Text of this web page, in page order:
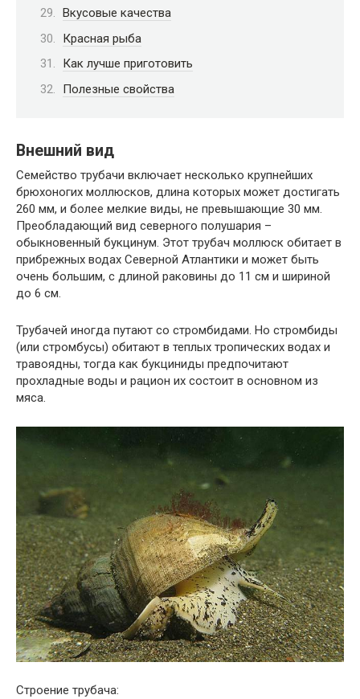
Вкусовые качества
Красная рыба
Как лучше приготовить
Полезные свойства
Внешний вид
Семейство трубачи включает несколько крупнейших
брюхоногих моллюсков, длина которых может достигать
260 мм, и более мелкие виды, не превышающие 30 мм.
Преобладающий вид северного полушария –
обыкновенный букцинум. Этот трубач моллюск обитает в
прибрежных водах Северной Атлантики и может быть
очень большим, с длиной раковины до 11 см и шириной
до 6 см.
Трубачей иногда путают со стромбидами. Но стромбиды
(или стромбусы) обитают в теплых тропических водах и
травоядны, тогда как букциниды предпочитают
прохладные воды и рацион их состоит в основном из
мяса.
Строение трубача: